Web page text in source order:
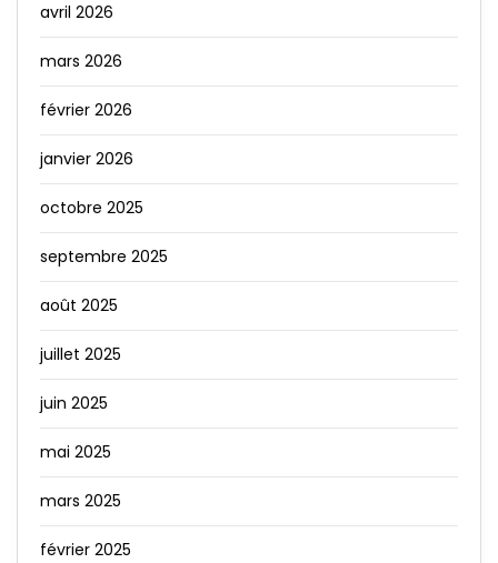
avril 2026
mars 2026
février 2026
janvier 2026
octobre 2025
septembre 2025
août 2025
juillet 2025
juin 2025
mai 2025
mars 2025
février 2025